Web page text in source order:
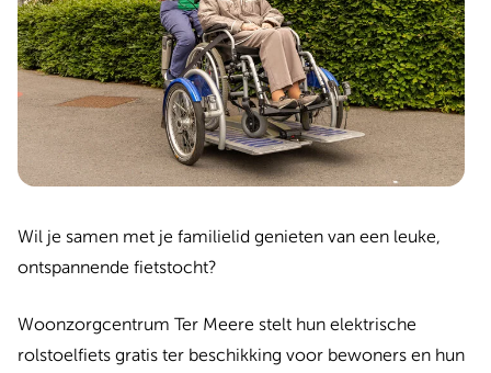
Wil je samen met je familielid genieten van een leuke,
ontspannende fietstocht?
Woonzorgcentrum Ter Meere stelt hun elektrische
rolstoelfiets gratis ter beschikking voor bewoners en hun